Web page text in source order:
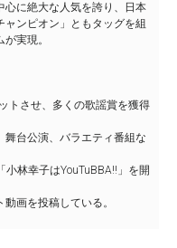
⼼に絶⼤な⼈気を誇り、⽇本
ンピオン」ともタッグを組
実現。
トさせ、多くの歌謡賞を獲得
台公演、バラエティ番組な
林幸子はYouTuBBA!!」を開
画を投稿している。